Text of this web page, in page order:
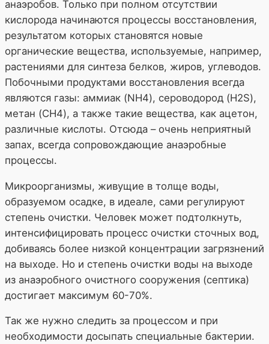
анаэробов. Только при полном отсутствии
кислорода начинаются процессы восстановления,
результатом которых становятся новые
органические вещества, используемые, например,
растениями для синтеза белков, жиров, углеводов.
Побочными продуктами восстановления всегда
являются газы: аммиак (NH4), сероводород (H2S),
метан (CH4), а также такие вещества, как ацетон,
различные кислоты. Отсюда – очень неприятный
запах, всегда сопровождающие анаэробные
процессы.
Микроорганизмы, живущие в толще воды,
образуемом осадке, в идеале, сами регулируют
степень очистки. Человек может подтолкнуть,
интенсифицировать процесс очистки сточных вод,
добиваясь более низкой концентрации загрязнений
на выходе. Но и степень очистки воды на выходе
из анаэробного очистного сооружения (септика)
достигает максимум 60-70%.
Так же нужно следить за процессом и при
необходимости досыпать специальные бактерии.